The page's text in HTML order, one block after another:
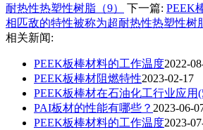
耐热性热塑性树脂（9）
下一篇: PEEK
相匹敌的特性被称为超耐热性热塑性树
相关新闻:
PEEK板棒材料的工作温度2022-
PEEK板棒材阻燃特性2023-02-17
PEEK板棒材在石油化工行业应用
PAI板材的性能有哪些？ 2023-06-
PEEK板棒材料的工作温度2023-